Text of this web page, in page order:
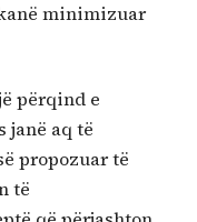
minimizuar
përqind e
janë aq të
propozuar të
të